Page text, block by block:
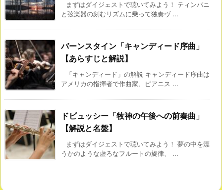
まずはダイジェストで聴いてみよう！ ティンパニ
と弦楽器の刻むリズムに乗って独奏ヴ ...
バーンスタイン「キャンディード序曲」
【あらすじと解説】
「キャンディード」の解説 キャンディード序曲は
アメリカの指揮者で作曲家、ピアニス ...
ドビュッシー「牧神の午後への前奏曲」
【解説と名盤】
まずはダイジェストで聴いてみよう！ 夢の中を漂
うかのような虚ろなフルートの旋律、 ...